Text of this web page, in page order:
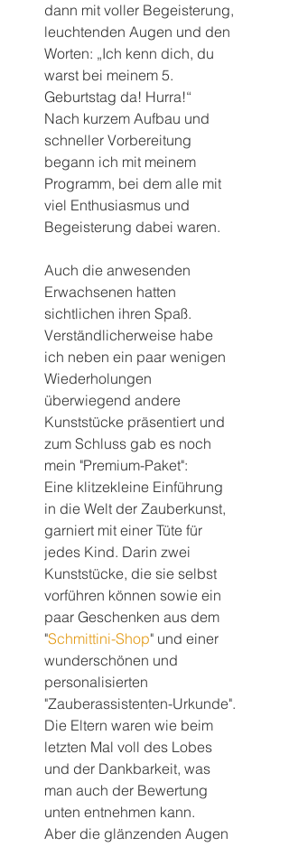
dann mit voller Begeisterung,
leuchtenden Augen und den
Worten: „Ich kenn dich, du
warst bei meinem 5.
Geburtstag da! Hurra!“
Nach kurzem Aufbau und
schneller Vorbereitung
begann ich mit meinem
Programm, bei dem alle mit
viel Enthusiasmus und
Begeisterung dabei waren.
Auch die anwesenden
Erwachsenen hatten
sichtlichen ihren Spaß.
Verständlicherweise habe
ich neben ein paar wenigen
Wiederholungen
überwiegend andere
Kunststücke präsentiert und
zum Schluss gab es noch
mein "Premium-Paket":
Eine klitzekleine Einführung
in die Welt der Zauberkunst,
garniert mit einer Tüte für
jedes Kind. Darin zwei
Kunststücke, die sie selbst
vorführen können sowie ein
paar Geschenken aus dem
"Schmittini-Shop" und einer
wunderschönen und
personalisierten
"Zauberassistenten-Urkunde".
Die Eltern waren wie beim
letzten Mal voll des Lobes
und der Dankbarkeit, was
man auch der Bewertung
unten entnehmen kann.
Aber die glänzenden Augen